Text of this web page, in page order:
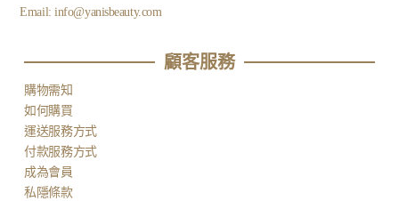
Email:info@yanisbeauty.com
顧客服務​
購物需知
如何購買
運送服務方式
付款服務方式
成為會員
私隱條款